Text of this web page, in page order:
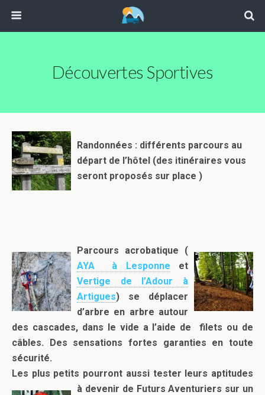
Découvertes Sportives
Randonnées : différents parcours au
départ de l’hôtel (des itinéraires vous
seront proposés sur place )
Parcours acrobatique (
AYA à Lesponne et
Vertige de l’Adour à
Artigues) se déplacer
d’arbre en arbre autour
des cascades, dans le vide a l’aide de filets ou de
câbles. Des sensations fortes garanties en toute
sécurité.
Les plus petits pourront aussi tester leurs aptitudes
à devenir de FutursAventuriers sur un